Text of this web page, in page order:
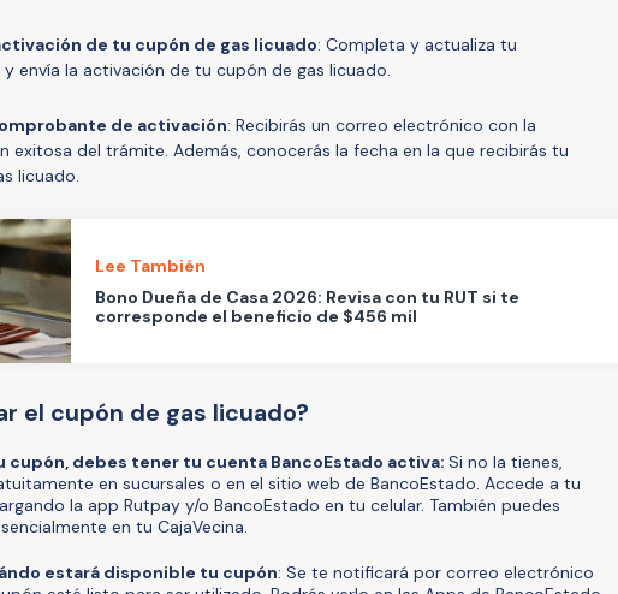
de tu cupón de gas licuado: Completa y actualiza tu
envía la activación de tu cupón de gas licuado.
de activación: Recibirás un correo electrónico con la
exitosa del trámite. Además, conocerás la fecha en la que recibirás tu
licuado.
Lee También
Bono Dueña de Casa 2026: Revisa con tu RUT si te
corresponde el beneficio de $456 mil
el cupón de gas licuado?
cupón, debes tener tu cuenta BancoEstado activa: Si no la tienes,
en sucursales o en el sitio web de BancoEstado. Accede a tu
la app Rutpay y/o BancoEstado en tu celular. También puedes
en tu CajaVecina.
estará disponible tu cupón: Se te notificará por correo electrónico